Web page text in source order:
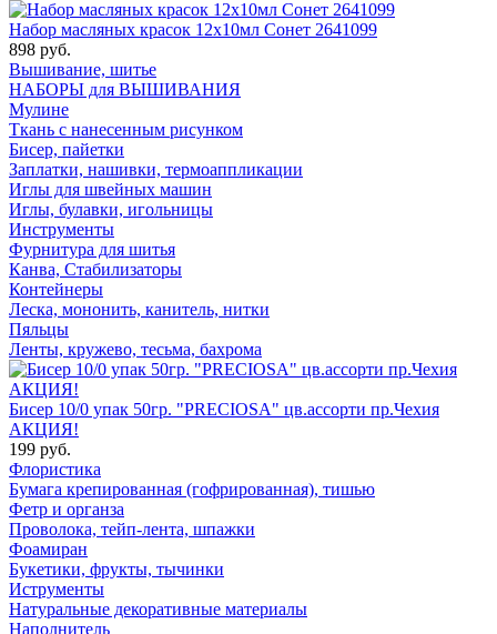
Набор масляных красок 12х10мл Сонет 2641099
898 руб.
Вышивание, шитье
НАБОРЫ для ВЫШИВАНИЯ
Мулине
Ткань с нанесенным рисунком
Бисер, пайетки
Заплатки, нашивки, термоаппликации
Иглы для швейных машин
Иглы, булавки, игольницы
Инструменты
Фурнитура для шитья
Канва, Стабилизаторы
Контейнеры
Леска, мононить, канитель, нитки
Пяльцы
Ленты, кружево, тесьма, бахрома
Бисер 10/0 упак 50гр. "PRECIOSA" цв.ассорти пр.Чехия
АКЦИЯ!
199 руб.
Флористика
Бумага крепированная (гофрированная), тишью
Фетр и органза
Проволока, тейп-лента, шпажки
Фоамиран
Букетики, фрукты, тычинки
Иструменты
Натуральные декоративные материалы
Наполнитель